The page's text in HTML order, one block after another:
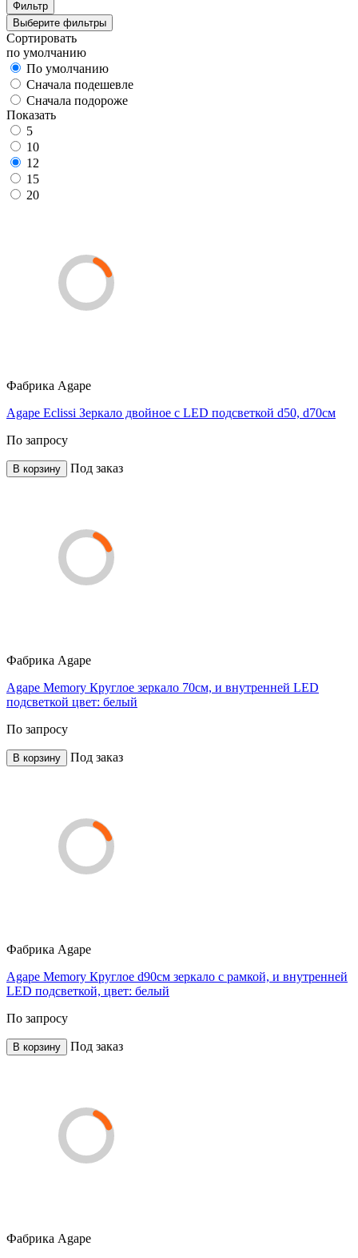
Фильтр
Выберите фильтры
Сортировать
по умолчанию
По умолчанию
Сначала подешевле
Сначала подороже
Показать
5
10
12
15
20
Фабрика Agape
Agape Eclissi Зеркало двойное с LED подсветкой d50, d70см
По запросу
В корзину Под заказ
Фабрика Agape
Agape Memory Круглое зеркало 70см, и внутренней LED
подсветкой цвет: белый
По запросу
В корзину Под заказ
Фабрика Agape
Agape Memory Круглое d90см зеркало c рамкой, и внутренней
LED подсветкой, цвет: белый
По запросу
В корзину Под заказ
Фабрика Agape